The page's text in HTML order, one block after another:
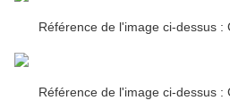
Référence de l'image ci-dessus
Référence de l'image ci-dessus